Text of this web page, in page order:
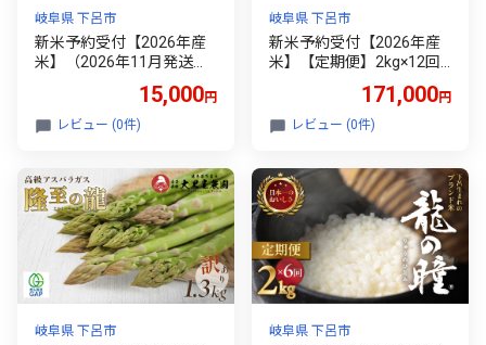
岐阜県 下呂市
新米予約受付【2026年産
米】（2026年11月発送）2
kg×1袋 飛騨産・龍の瞳(い
のちの壱) 株式会社龍の瞳
直送 米 2キロ 令和8年産 精
泉 竜の瞳 下呂
15,000円
レビュー (0件)
岐阜県 下呂市
新米予約受付【2026年産
米】【定期便】2kg×12回
飛騨産・龍の瞳（いのちの
壱）株式会社龍の瞳直送
精米 ブランド米 米 2キロ×
の瞳 定期 毎月 下呂 下呂市
下呂温泉
171,000円
レビュー (0件)
岐阜県 下呂市 岐阜県 下呂市